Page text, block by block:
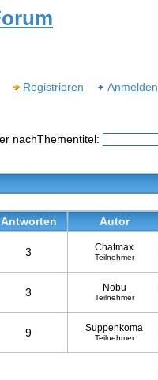
Registrieren Anmelden
nachThementitel:
Antworten Autor
3 Chatmax
Teilnehmer
3 Nobu
Teilnehmer
9 Suppenkoma
Teilnehmer